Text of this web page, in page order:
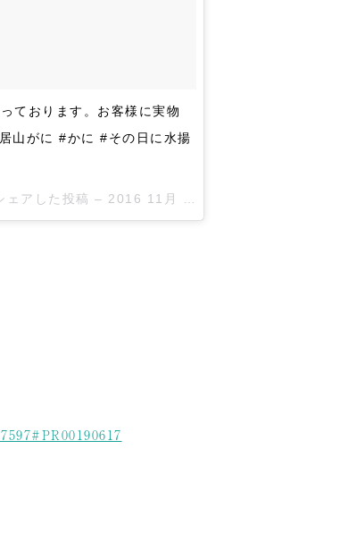
ております。お客様に実物
山がに #かに #その日に水揚
アした投稿 – 2016 11月 18 11:03午後 PST